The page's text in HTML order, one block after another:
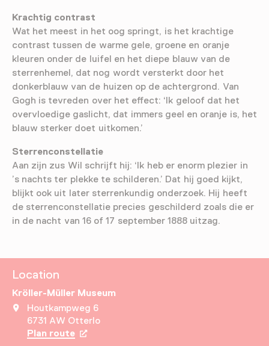
Krachtig contrast
Wat het meest in het oog springt, is het krachtige
contrast tussen de warme gele, groene en oranje
kleuren onder de luifel en het diepe blauw van de
sterrenhemel, dat nog wordt versterkt door het
donkerblauw van de huizen op de achtergrond. Van
Gogh is tevreden over het effect: ‘Ik geloof dat het
overvloedige gaslicht, dat immers geel en oranje is, het
blauw sterker doet uitkomen.’
Sterrenconstellatie
Aan zijn zus Wil schrijft hij: ‘Ik heb er enorm plezier in
’s nachts ter plekke te schilderen.’ Dat hij goed kijkt,
blijkt ook uit later sterrenkundig onderzoek. Hij heeft
de sterrenconstellatie precies geschilderd zoals die er
in de nacht van 16 of 17 september 1888 uitzag.
Location
Kröller-Müller Museum
Houtkampweg 6
6731 AW Otterlo
Plan route Opens in a new tab